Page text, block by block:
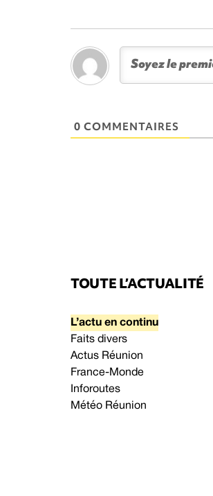
0 COMMENTAIRES
TOUTE L’ACTUALITÉ
L’actu en continu
Faits divers
Actus Réunion
France-Monde
Inforoutes
Météo Réunion